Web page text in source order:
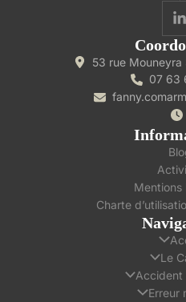
53 rue Mouneyra
07 63
Mentions
Charte
Le
Accident
Erreur